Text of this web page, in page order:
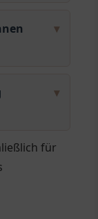
▾
▾
für